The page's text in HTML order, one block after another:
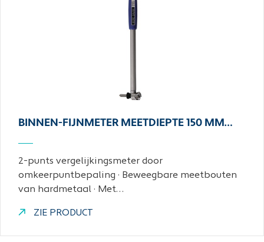
BINNEN-FIJNMETER MEETDIEPTE 150 MM…
2-punts vergelijkingsmeter door
omkeerpuntbepaling · Beweegbare meetbouten
van hardmetaal · Met…
ZIE PRODUCT